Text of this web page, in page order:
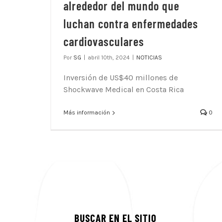
alrededor del mundo que
luchan contra enfermedades
cardiovasculares
Por SG abril 10th, 2024 NOTICIAS
Inversión de US$40 millones de
Shockwave Medical en Costa Rica
Más información 0
BUSCAR EN EL SITIO